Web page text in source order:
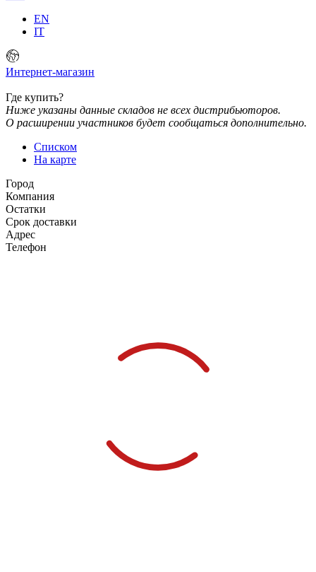
EN
IT
Интернет-магазин
Где купить?
Ниже указаны данные складов не всех дистрибьюторов.
О расширении участников будет сообщаться дополнительно.
Списком
На карте
Город
Компания
Остатки
Срок доставки
Адрес
Телефон